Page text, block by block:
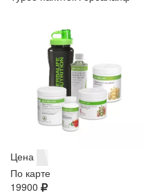
Цена
По карте
19900